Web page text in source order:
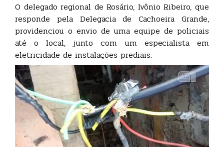
O delegado regional de Rosário, Ivônio Ribeiro, que
responde pela Delegacia de Cachoeira Grande,
providenciou o envio de uma equipe de policiais
até o local, junto com um especialista em
eletricidade de instalações prediais.